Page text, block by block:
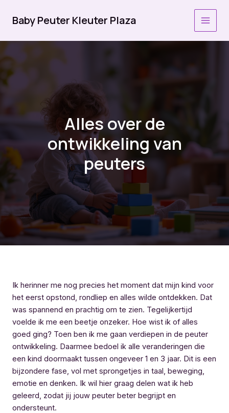
naar
inhoud
Baby Peuter Kleuter Plaza
Alles over de
ontwikkeling van
peuters
Ik herinner me nog precies het moment dat mijn kind voor
het eerst opstond, rondliep en alles wilde ontdekken. Dat
was spannend en prachtig om te zien. Tegelijkertijd
voelde ik me een beetje onzeker. Hoe wist ik of alles
goed ging? Toen ben ik me gaan verdiepen in de peuter
ontwikkeling. Daarmee bedoel ik alle veranderingen die
een kind doormaakt tussen ongeveer 1 en 3 jaar. Dit is een
bijzondere fase, vol met sprongetjes in taal, beweging,
emotie en denken. Ik wil hier graag delen wat ik heb
geleerd, zodat jij jouw peuter beter begrijpt en
ondersteunt.